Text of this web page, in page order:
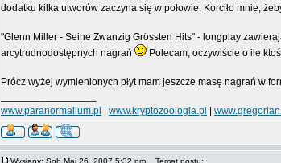
dodatku kilka utworów zaczyna się w połowie. Korciło mnie,
"Glenn Miller - Seine Zwanzig Grössten Hits" - longplay
arcytrudnodostępnych nagrań
Polecam, oczywiście o ile
Prócz wyżej wymienionych płyt mam jeszcze masę nagrań w
www.paranormalium.pl
www.kryptozoologia.pl
Wysłany: Sob Maj 26, 2007 5:32 pm Temat postu: